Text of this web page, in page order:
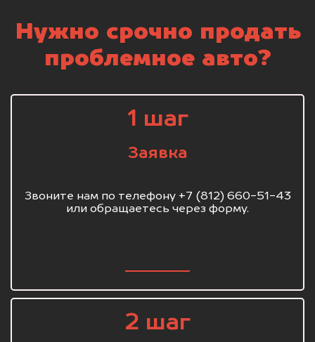
Нужно срочно продать
проблемное авто?
1 шаг
Заявка
Звоните нам по телефону +7 (812) 660-51-43
или обращаетесь через форму.
2 шаг